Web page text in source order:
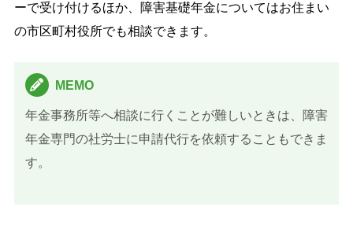
ーで受け付けるほか、障害基礎年金についてはお住まい
の市区町村役所でも相談できます。
MEMO
年金事務所等へ相談に行くことが難しいときは、障害
年金専門の社労士に申請代行を依頼することもできま
す。